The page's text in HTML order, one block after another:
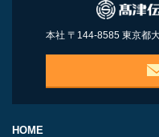
本社 〒144-8585 東京都
HOME